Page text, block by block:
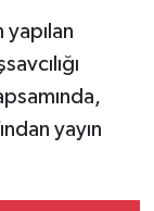
yapılan
yayın